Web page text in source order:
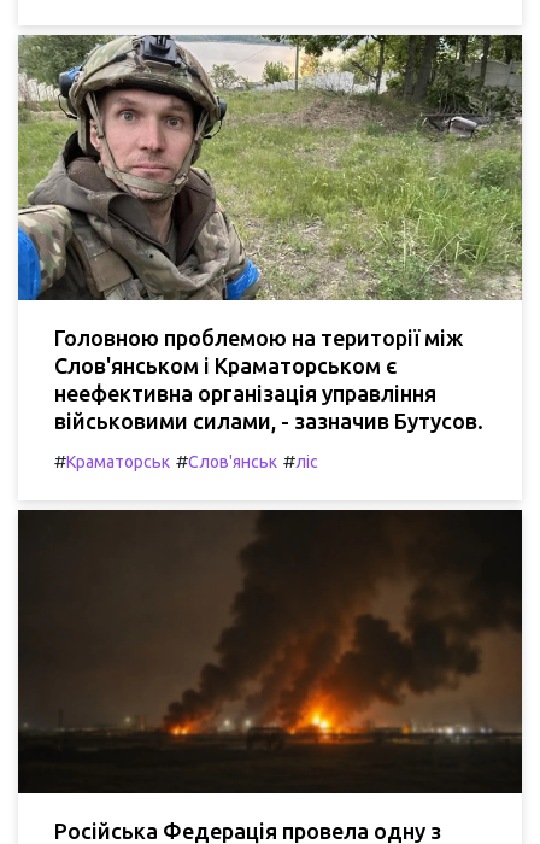
Головною проблемою на території між
Слов'янськом і Краматорськом є
неефективна організація управління
військовими силами, - зазначив Бутусов.
#Краматорськ #Слов'янськ #ліс
Російська Федерація провела одну з